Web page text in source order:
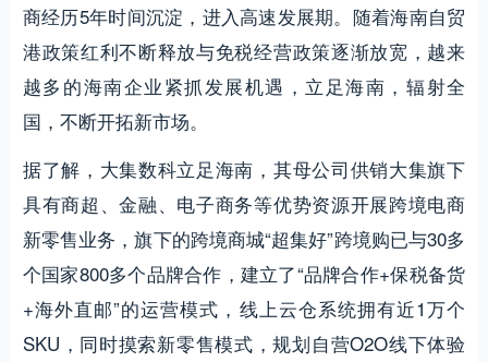
商经历5年时间沉淀，进入高速发展期。随着海南自贸
港政策红利不断释放与免税经营政策逐渐放宽，越来
越多的海南企业紧抓发展机遇，立足海南，辐射全
国，不断开拓新市场。
据了解，大集数科立足海南，其母公司供销大集旗下
具有商超、金融、电子商务等优势资源开展跨境电商
新零售业务，旗下的跨境商城“超集好”跨境购已与30多
个国家800多个品牌合作，建立了“品牌合作+保税备货
+海外直邮”的运营模式，线上云仓系统拥有近1万个
SKU，同时摸索新零售模式，规划自营O2O线下体验